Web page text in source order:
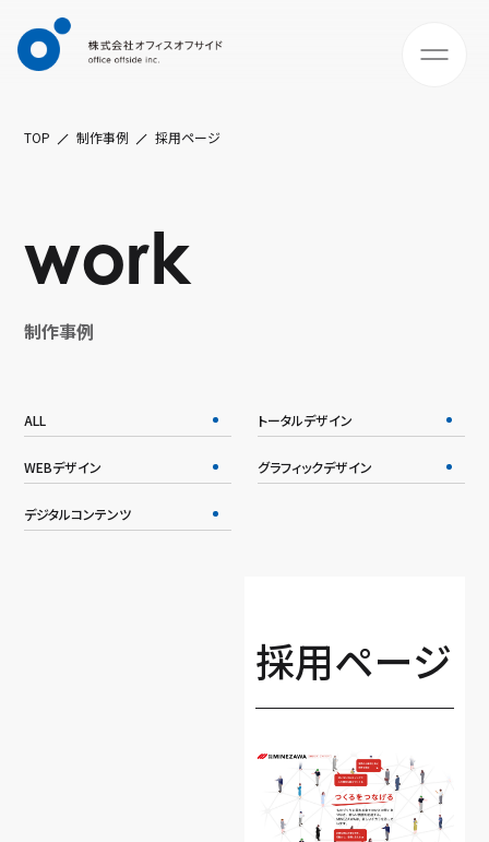
TOP 制作事例 採用ページ
work
制作事例
ALL トータルデザイン
WEBデザイン グラフィックデザイン
デジタルコンテンツ
採用ページ